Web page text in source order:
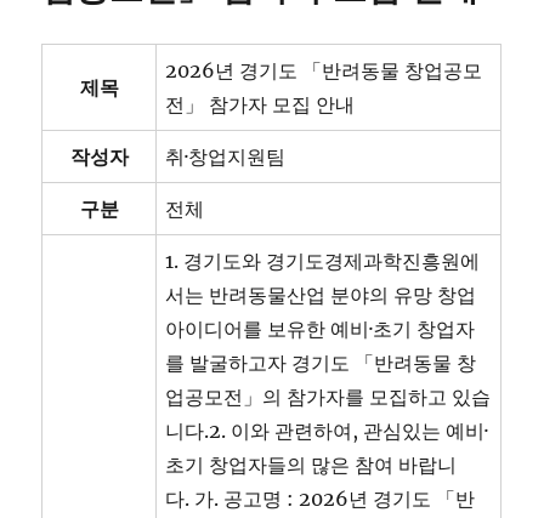
제목
2026년 경기도 「반려동물 창업공모
전」 참가자 모집 안내
작성자 취·창업지원팀
구분 전체
1. 경기도와 경기도경제과학진흥원에
서는 반려동물산업 분야의 유망 창업
아이디어를 보유한 예비·초기 창업자
를 발굴하고자 경기도 「반려동물 창
업공모전」의 참가자를 모집하고 있습
니다.2. 이와 관련하여, 관심있는 예비·
초기 창업자들의 많은 참여 바랍니
다. 가. 공고명 : 2026년 경기도 「반